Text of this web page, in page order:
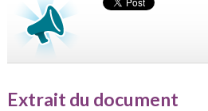
Extrait du document